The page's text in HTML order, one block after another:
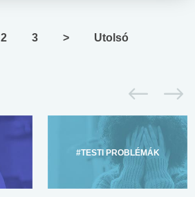
2 3 > Utolsó
#TESTI PROBLÉMÁK